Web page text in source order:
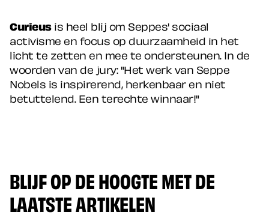
Curieusis heel blij om Seppes' sociaal
activisme en focus op duurzaamheid in het
licht te zetten en mee te ondersteunen. In de
woorden van de jury: "Het werk van Seppe
Nobels is inspirerend, herkenbaar en niet
betuttelend. Een terechte winnaar!"
BLIJF OP DE HOOGTE MET DE
LAATSTE ARTIKELEN